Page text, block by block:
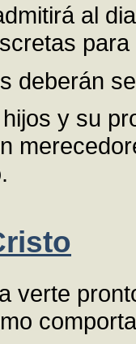
al
deberán
y su
verte